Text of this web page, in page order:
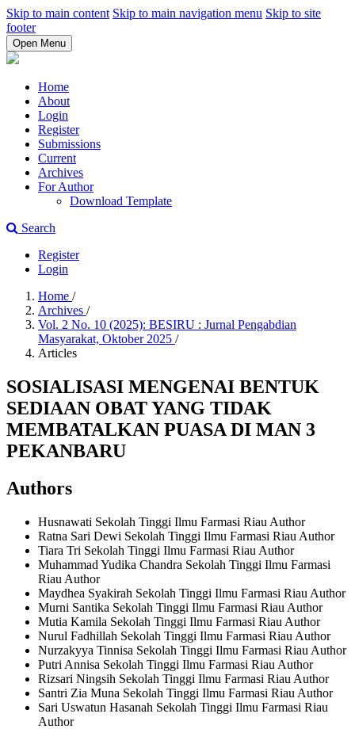
Skip to main content Skip to main navigation menu Skip to site
footer
Open Menu
Home
About
Login
Register
Submissions
Current
Archives
For Author
Download Template
Search
Register
Login
Home /
Archives /
Vol. 2 No. 10 (2025): BESIRU : Jurnal Pengabdian
Masyarakat, Oktober 2025 /
Articles
SOSIALISASI MENGENAI BENTUK
SEDIAAN OBAT YANG TIDAK
MEMBATALKAN PUASA DI MAN 3
PEKANBARU
Authors
Husnawati Sekolah Tinggi Ilmu Farmasi Riau Author
Ratna Sari Dewi Sekolah Tinggi Ilmu Farmasi Riau Author
Tiara Tri Sekolah Tinggi Ilmu Farmasi Riau Author
Muhammad Yudika Chandra Sekolah Tinggi Ilmu Farmasi
Riau Author
Maydhea Syakirah Sekolah Tinggi Ilmu Farmasi Riau Author
Murni Santika Sekolah Tinggi Ilmu Farmasi Riau Author
Mutia Kamila Sekolah Tinggi Ilmu Farmasi Riau Author
Nurul Fadhillah Sekolah Tinggi Ilmu Farmasi Riau Author
Nurzakyya Tinnisa Sekolah Tinggi Ilmu Farmasi Riau Author
Putri Annisa Sekolah Tinggi Ilmu Farmasi Riau Author
Rizsari Ningsih Sekolah Tinggi Ilmu Farmasi Riau Author
Santri Zia Muna Sekolah Tinggi Ilmu Farmasi Riau Author
Sari Uswatun Hasanah Sekolah Tinggi Ilmu Farmasi Riau
Author